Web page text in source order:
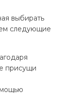
выбирать
следующие
присущи